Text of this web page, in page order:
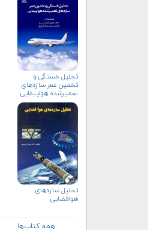
تحلیل خستگی و
تخمین عمر سازه‌های
تعمیرشده هواپیمایی
تحلیل سازه‌های
هوافضایی
همه کتاب‌ها